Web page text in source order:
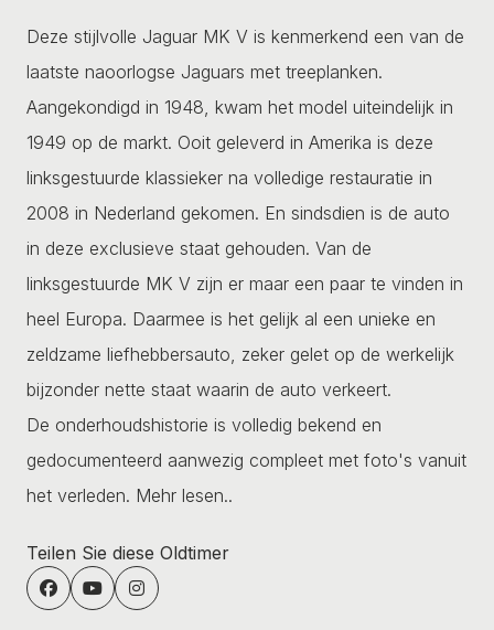
Deze stijlvolle Jaguar MK V is kenmerkend een van de
laatste naoorlogse Jaguars met treeplanken.
Aangekondigd in 1948, kwam het model uiteindelijk in
1949 op de markt. Ooit geleverd in Amerika is deze
linksgestuurde klassieker na volledige restauratie in
2008 in Nederland gekomen. En sindsdien is de auto
in deze exclusieve staat gehouden. Van de
linksgestuurde MK V zijn er maar een paar te vinden in
heel Europa. Daarmee is het gelijk al een unieke en
zeldzame liefhebbersauto, zeker gelet op de werkelijk
bijzonder nette staat waarin de auto verkeert.
De onderhoudshistorie is volledig bekend en
gedocumenteerd aanwezig compleet met foto's vanuit
het verleden. Mehr lesen..
Teilen Sie diese Oldtimer